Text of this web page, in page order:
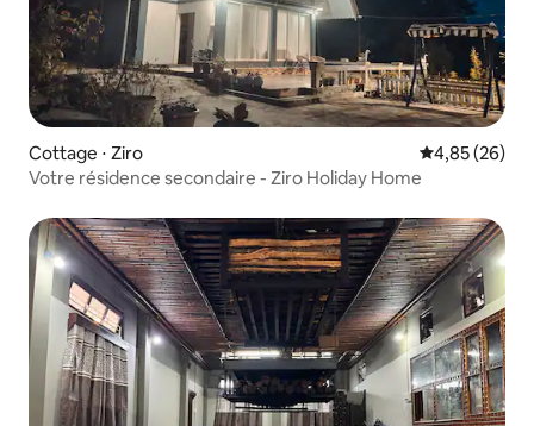
Cottage ⋅ Ziro Évaluation
4,85 (26)
Votre résidence secondaire - Ziro Holiday Home